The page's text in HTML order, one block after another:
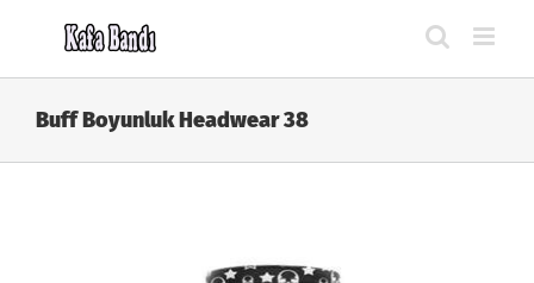
Buff Boyunluk Headwear 38